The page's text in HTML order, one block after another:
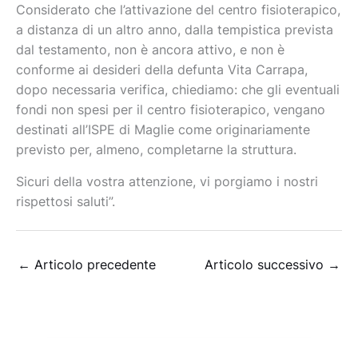
Considerato che l’attivazione del centro fisioterapico,
a distanza di un altro anno, dalla tempistica prevista
dal testamento, non è ancora attivo, e non è
conforme ai desideri della defunta Vita Carrapa,
dopo necessaria verifica, chiediamo: che gli eventuali
fondi non spesi per il centro fisioterapico, vengano
destinati all’ISPE di Maglie come originariamente
previsto per, almeno, completarne la struttura.
Sicuri della vostra attenzione, vi porgiamo i nostri
rispettosi saluti”.
← Articolo precedente Articolo successivo →